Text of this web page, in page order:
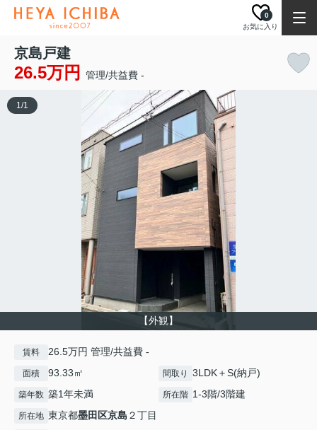
お気に入り
0
京島戸建
26.5万円 管理/共益費 -
【外観】
1/1
賃料 26.5万円 管理/共益費 -
面積 93.33㎡ 間取り 3LDK＋S(納戸)
築年数 築1年未満 所在階 1-3階/3階建
所在地 東京都墨田区京島 ２丁目